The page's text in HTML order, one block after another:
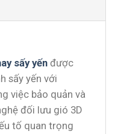
sấy yến được
sấy yến với
việc bảo quản và
đối lưu gió 3D
tố quan trọng